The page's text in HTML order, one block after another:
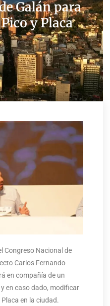
Galán para
y Placa
Congreso Nacional de
Carlos Fernando
en compañía de un
en caso dado, modificar
en la ciudad.